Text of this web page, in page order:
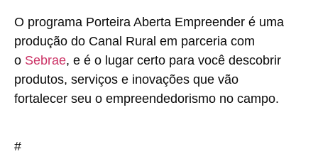
O programa Porteira Aberta Empreender é uma
produção do Canal Rural em parceria com
o Sebrae, e é o lugar certo para você descobrir
produtos, serviços e inovações que vão
fortalecer seu o empreendedorismo no campo.
#